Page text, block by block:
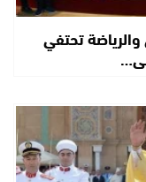
والرياضة تحتفي